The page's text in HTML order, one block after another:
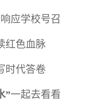
应学校号召
红色血脉
时代答卷
”一起去看看